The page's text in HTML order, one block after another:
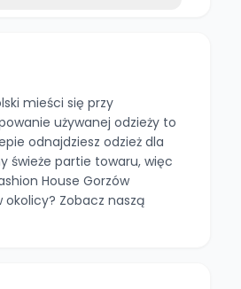
mieści się przy
używanej odzieży to
odnajdziesz odzież dla
świeże partie towaru, więc
House Gorzów
okolicy? Zobacz naszą